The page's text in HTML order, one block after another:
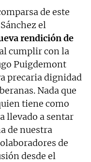
de este
el
rendición de
cumplir con la
Puigdemont
precaria dignidad
Nada que
tiene como
llevado a sentar
de nuestra
de
desde el